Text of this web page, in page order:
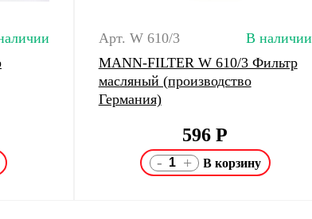
Арт. W 610/3
В наличии
MANN-FILTER W 610/3 Фильтр
масляный (производство
Германия)
596Р
- +